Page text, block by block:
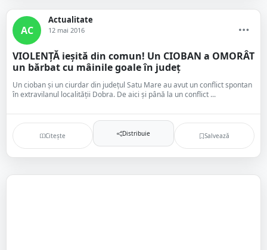
AC
Actualitate
12 mai 2016
VIOLENȚĂ ieșită din comun! Un CIOBAN a OMORÂT
un bărbat cu mâinile goale în județ
Un cioban și un ciurdar din județul Satu Mare au avut un conflict spontan
în extravilanul localității Dobra. De aici și până la un conflict ...
Citește Distribuie Salvează